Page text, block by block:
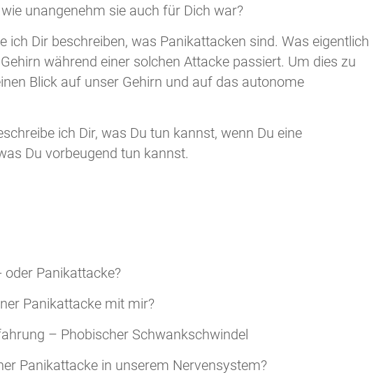
unangenehm sie auch für Dich war?
ich Dir beschreiben, was Panikattacken sind. Was eigentlich
während einer solchen Attacke passiert. Um dies zu
Blick auf unser Gehirn und auf das autonome
ich Dir, was Du tun kannst, wenn Du eine
Du vorbeugend tun kannst.
Panikattacke?
Panikattacke mit mir?
– Phobischer Schwankschwindel
Panikattacke in unserem Nervensystem?